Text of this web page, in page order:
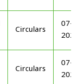
Circulars
07-
Circulars
07-